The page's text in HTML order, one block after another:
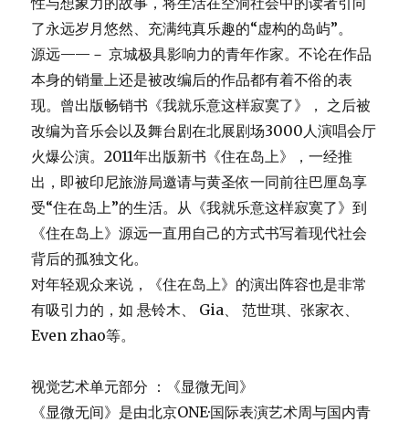
了永远岁月悠然、充满纯真乐趣的“虚构的岛屿”。
源远——－ 京城极具影响力的青年作家。不论在作品
本身的销量上还是被改编后的作品都有着不俗的表
现。曾出版畅销书《我就乐意这样寂寞了》， 之后被
改编为音乐会以及舞台剧在北展剧场3000人演唱会厅
火爆公演。2011年出版新书《住在岛上》，一经推
出，即被印尼旅游局邀请与黄圣依一同前往巴厘岛享
受“住在岛上”的生活。从《我就乐意这样寂寞了》到
《住在岛上》源远一直用自己的方式书写着现代社会
背后的孤独文化。
对年轻观众来说，《住在岛上》的演出阵容也是非常
有吸引力的，如 悬铃木、 Gia、 范世琪、张家衣、
Even zhao等。
视觉艺术单元部分 ：《显微无间》
《显微无间》是由北京ONE·国际表演艺术周与国内青